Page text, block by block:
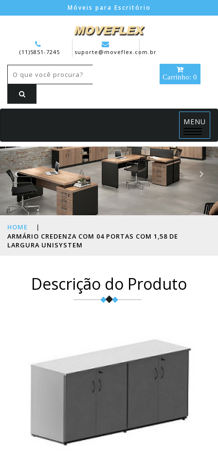
Móveis para Escritório
(11)5851-7245 suporte@moveflex.com.br
Carrinho: 0
MENU
Menu
HOME
|
ARMÁRIO CREDENZA COM 04 PORTAS COM 1,58 DE
LARGURA UNISYSTEM
Descrição do Produto